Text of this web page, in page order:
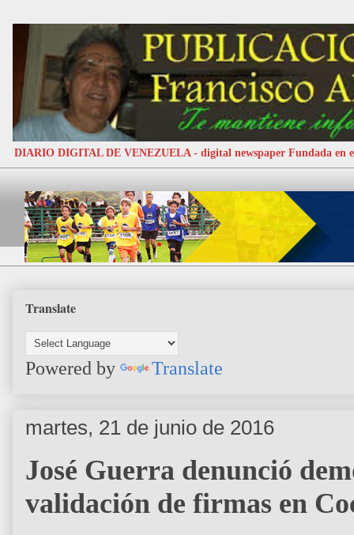
DIARIO DIGITAL DE VENEZUELA - digital newspaper Fundada en
Translate
Powered by Translate
martes, 21 de junio de 2016
José Guerra denunció
validación de firmas en